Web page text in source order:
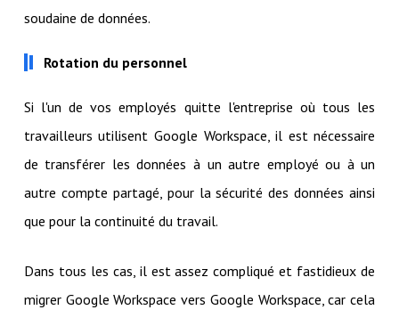
soudaine de données.
Rotation du personnel
Si l'un de vos employés quitte l'entreprise où tous les
travailleurs utilisent Google Workspace, il est nécessaire
de transférer les données à un autre employé ou à un
autre compte partagé, pour la sécurité des données ainsi
que pour la continuité du travail.
Dans tous les cas, il est assez compliqué et fastidieux de
migrer Google Workspace vers Google Workspace, car cela